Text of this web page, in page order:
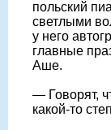
польский
светлыми
у него
главные
Аше.
— Говорят,
какой-то